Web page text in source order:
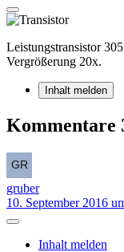
Leistungstransistor
Vergrößerung 20x.
Inhalt melden
Kommentare
gruber
10. September 2016
Inhalt melden